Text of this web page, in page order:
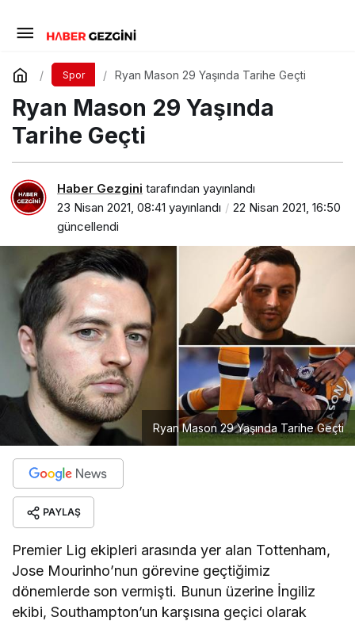
Spor Ryan Mason 29 Yaşında Tarihe Geçti
Ryan Mason 29 Yaşında
Tarihe Geçti
Haber Gezgini tarafından yayınlandı
23 Nisan 2021, 08:41 yayınlandı
22 Nisan 2021, 16:50
güncellendi
Ryan Mason 29 Yaşında Tarihe Geçti
PAYLAŞ
Premier Lig ekipleri arasında yer alan Tottenham,
Jose Mourinho’nun görevine geçtiğimiz
dönemlerde son vermişti. Bunun üzerine İngiliz
ekibi, Southampton’un karşısına geçici olarak